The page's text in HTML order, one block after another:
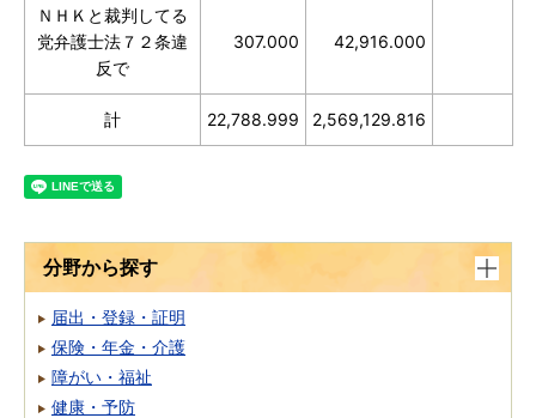
ＮＨＫと裁判してる
党弁護士法７２条違
反で
307.000 42,916.000
計 22,788.999 2,569,129.816
分野から探す
届出・登録・証明
保険・年金・介護
障がい・福祉
健康・予防